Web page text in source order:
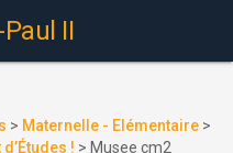
II
> Maternelle - Elémentaire >
! > Musee cm2